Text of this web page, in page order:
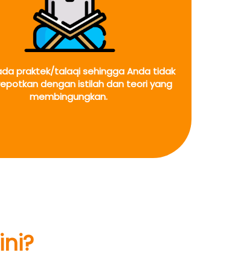
praktek/talaqi sehingga Anda tidak
dengan istilah dan teori yang
membingungkan.